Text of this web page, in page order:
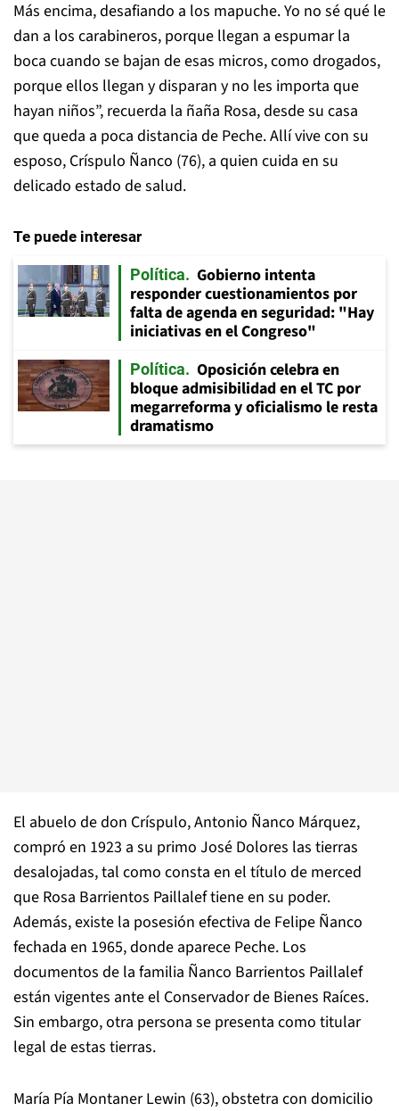
Más encima, desafiando a los mapuche. Yo no sé qué le
dan a los carabineros, porque llegan a espumar la
boca cuando se bajan de esas micros, como drogados,
porque ellos llegan y disparan y no les importa que
hayan niños”, recuerda la ñaña Rosa, desde su casa
que queda a poca distancia de Peche. Allí vive con su
esposo, Críspulo Ñanco (76), a quien cuida en su
delicado estado de salud.
Te puede interesar
Política
Gobierno intenta
responder cuestionamientos por
falta de agenda en seguridad: "Hay
iniciativas en el Congreso"
Política
Oposición celebra en
bloque admisibilidad en el TC por
megarreforma y oficialismo le resta
dramatismo
El abuelo de don Críspulo, Antonio Ñanco Márquez,
compró en 1923 a su primo José Dolores las tierras
desalojadas, tal como consta en el título de merced
que Rosa Barrientos Paillalef tiene en su poder.
Además, existe la posesión efectiva de Felipe Ñanco
fechada en 1965, donde aparece Peche. Los
documentos de la familia Ñanco Barrientos Paillalef
están vigentes ante el Conservador de Bienes Raíces.
Sin embargo, otra persona se presenta como titular
legal de estas tierras.
María Pía Montaner Lewin (63), obstetra con domicilio